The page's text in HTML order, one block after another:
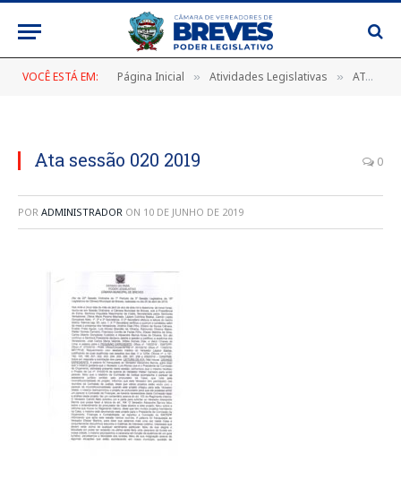
VOCÊ ESTÁ EM: Página Inicial » Atividades Legislativas » ATA DA 20ª SESSÃO ORDINÁRIA, DE 25 DE ABRIL DE 2019
Ata sessão 020 2019 0
POR ADMINISTRADOR ON 10 DE JUNHO DE 2019